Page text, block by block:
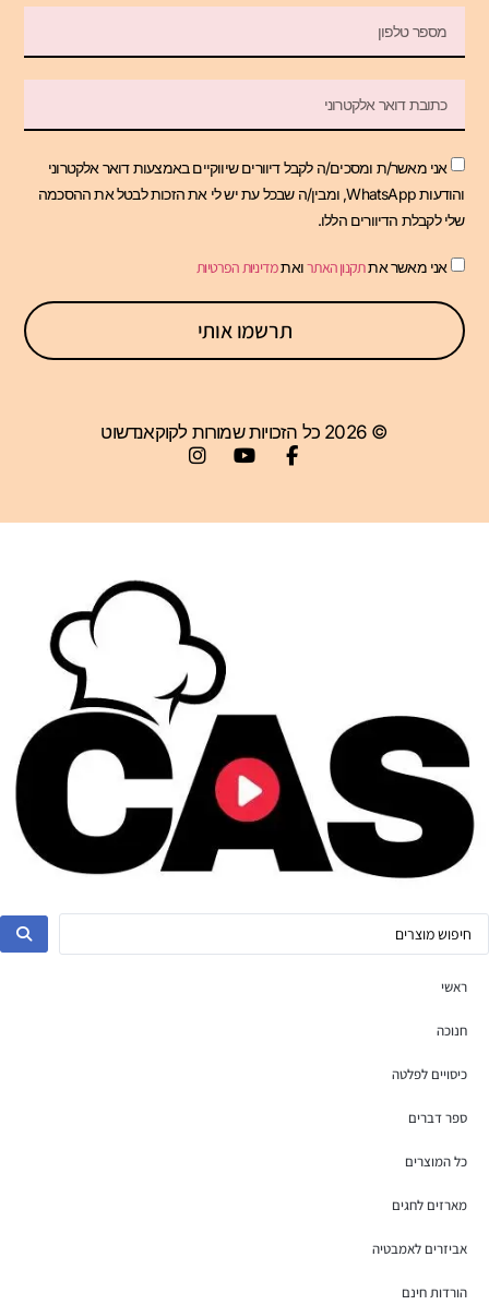
אני מאשר/ת ומסכים/ה לקבל דיוורים שיווקיים באמצעות דואר אלקטרוני
והודעות WhatsApp, ומבין/ה שבכל עת יש לי את הזכות לבטל את ההסכמה
שלי לקבלת הדיוורים הללו.
אני מאשר אתתקנון האתרואתמדיניות הפרטיות
תרשמו אותי
© 2026 כל הזכויות שמורות לקוקאנדשוט
ראשי
חנוכה
כיסויים לפלטה
ספר דברים
כל המוצרים
מארזים לחגים
אביזרים לאמבטיה
הורדות חינם